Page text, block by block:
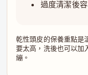
過度清潔後
乾性頭皮的保養重點是
要太高，洗後也可以加
繃。